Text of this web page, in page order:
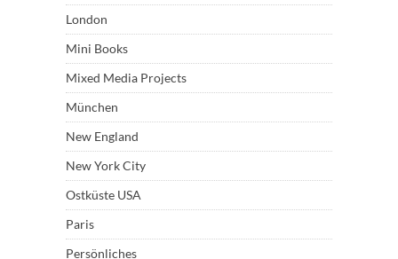
London
Mini Books
Mixed Media Projects
München
New England
New York City
Ostküste USA
Paris
Persönliches